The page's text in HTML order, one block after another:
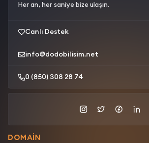
Her an, her saniye bize ulaşın.
Canlı Destek
info@dodobilisim.net
0 (850) 308 28 74
DOMAIN